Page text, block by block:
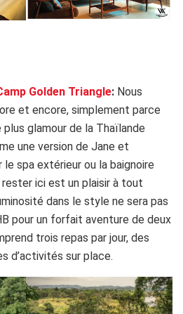
Golden Triangle: Nous
et encore, simplement parce
glamour de la Thaïlande
une version de Jane et
le spa extérieur ou la baignoire
ici est un plaisir à tout
dans le style ne sera pas
pour un forfait aventure de deux
trois repas par jour, des
d’activités sur place.